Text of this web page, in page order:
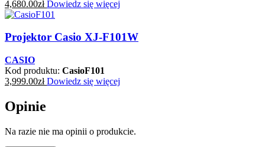
4,680.00zł Dowiedz się więcej
Projektor Casio XJ-F101W
CASIO
Kod produktu: CasioF101
3,999.00zł Dowiedz się więcej
Opinie
Na razie nie ma opinii o produkcie.